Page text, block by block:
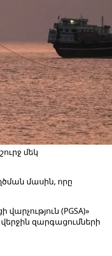
մեկ
մասին, որը
(PGSA)»
զարգացումների